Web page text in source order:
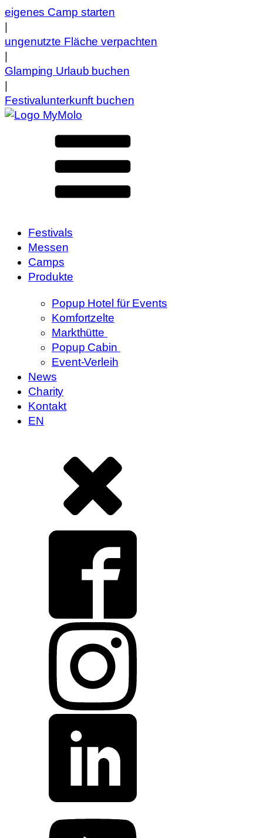
eigenes Camp starten
ungenutzte Fläche verpachten
Glamping Urlaub buchen
Festivalunterkunft buchen
Festivals
Messen
Camps
Produkte
Popup Hotel für Events
Komfortzelte
Markthütte
Popup Cabin
Event-Verleih
News
Charity
Kontakt
EN